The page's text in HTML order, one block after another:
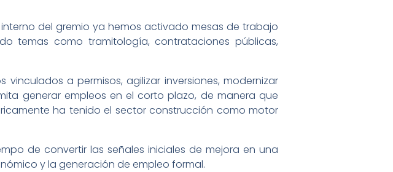
del gremio ya hemos activado mesas de trabajo
temas como tramitología, contrataciones públicas,
a permisos, agilizar inversiones, modernizar
generar empleos en el corto plazo, de manera que
ha tenido el sector construcción como motor
de convertir las señales iniciales de mejora en una
y la generación de empleo formal.